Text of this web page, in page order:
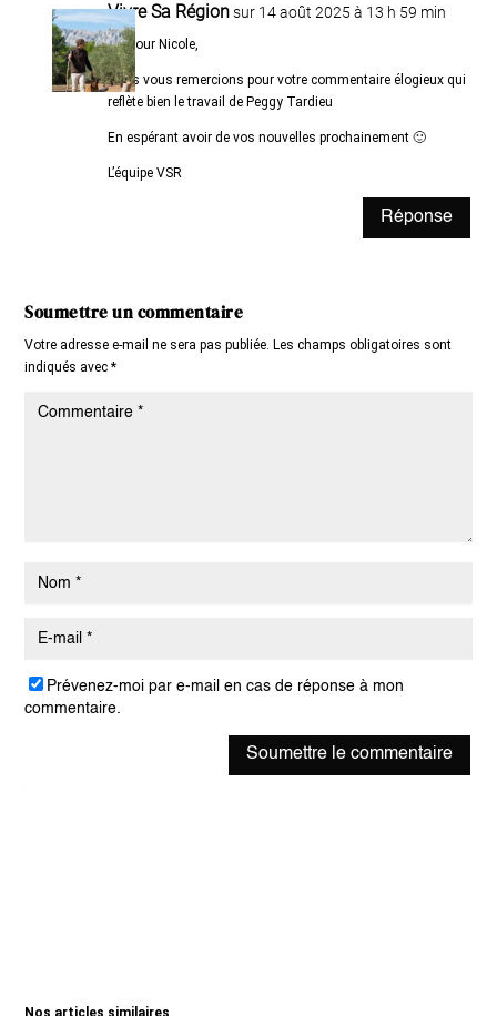
Vivre Sa Région sur 14 août 2025 à 13 h 59 min
Bonjour Nicole,
Nous vous remercions pour votre commentaire élogieux qui
reflète bien le travail de Peggy Tardieu
En espérant avoir de vos nouvelles prochainement 🙂
L’équipe VSR
Réponse
Soumettre un commentaire
Votre adresse e-mail ne sera pas publiée. Les champs obligatoires sont
indiqués avec*
Prévenez-moi par e-mail en cas de réponse à mon
commentaire.
Soumettre le commentaire